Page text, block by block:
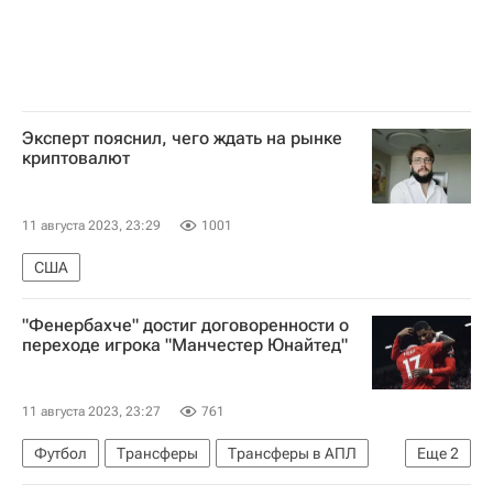
Эксперт пояснил, чего ждать на рынке
криптовалют
11 августа 2023, 23:29 1001
США
"Фенербахче" достиг договоренности о
переходе игрока "Манчестер Юнайтед"
11 августа 2023, 23:27 761
Еще2
Футбол Трансферы
Трансферы в АПЛ
Манчестер Юнайтед
Фенербахче